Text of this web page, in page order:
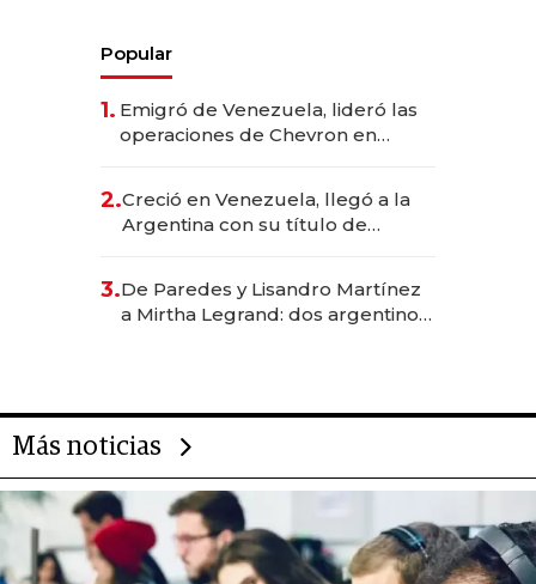
Popular
1. Emigró de Venezuela, lideró las
operaciones de Chevron en
2.Creció en Venezuela, llegó a la
Argentina con su título de
las marcas "fast premium"
3.De Paredes y Lisandro Martínez
a Mirtha Legrand: dos argentinos
Más noticias